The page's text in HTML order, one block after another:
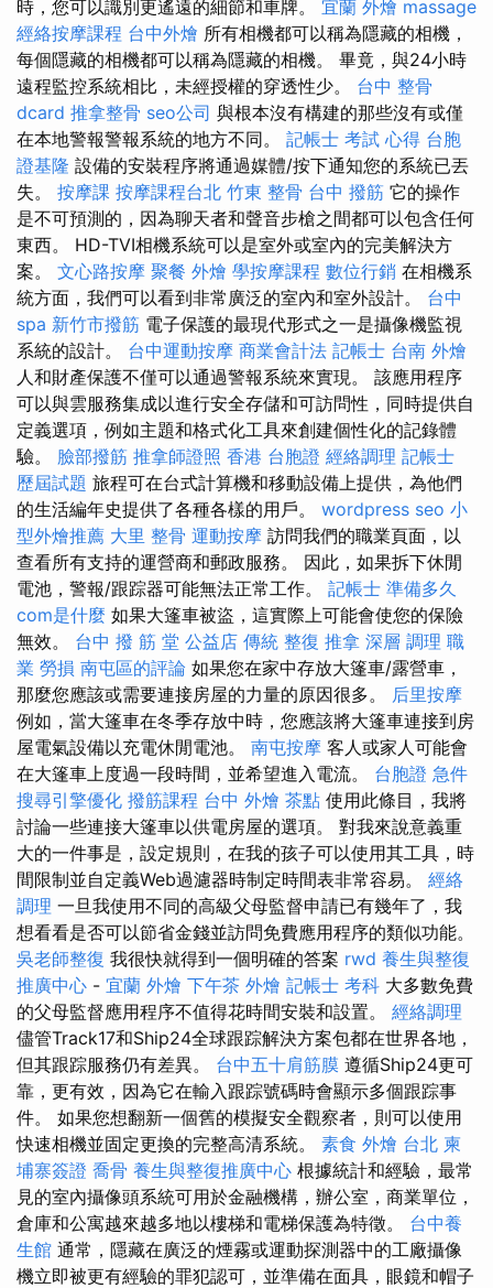
時，您可以識別更遙遠的細節和車牌。 宜蘭 外燴 massage
經絡按摩課程 台中外燴 所有相機都可以稱為隱藏的相機，
每個隱藏的相機都可以稱為隱藏的相機。 畢竟，與24小時
遠程監控系統相比，未經授權的穿透性少。 台中 整骨
dcard 推拿整骨 seo公司 與根本沒有構建的那些沒有或僅
在本地警報警報系統的地方不同。 記帳士 考試 心得 台胞
證基隆 設備的安裝程序將通過媒體/按下通知您的系統已丟
失。 按摩課 按摩課程台北 竹東 整骨 台中 撥筋 它的操作
是不可預測的，因為聊天者和聲音步槍之間都可以包含任何
東西。 HD-TVI相機系統可以是室外或室內的完美解決方
案。 文心路按摩 聚餐 外燴 學按摩課程 數位行銷 在相機系
統方面，我們可以看到非常廣泛的室內和室外設計。 台中
spa 新竹市撥筋 電子保護的最現代形式之一是攝像機監視
系統的設計。 台中運動按摩 商業會計法 記帳士 台南 外燴
人和財產保護不僅可以通過警報系統來實現。 該應用程序
可以與雲服務集成以進行安全存儲和可訪問性，同時提供自
定義選項，例如主題和格式化工具來創建個性化的記錄體
驗。 臉部撥筋 推拿師證照 香港 台胞證 經絡調理 記帳士
歷屆試題 旅程可在台式計算機和移動設備上提供，為他們
的生活編年史提供了各種各樣的用戶。 wordpress seo 小
型外燴推薦 大里 整骨 運動按摩 訪問我們的職業頁面，以
查看所有支持的運營商和郵政服務。 因此，如果拆下休閒
電池，警報/跟踪器可能無法正常工作。 記帳士 準備多久
com是什麼 如果大篷車被盜，這實際上可能會使您的保險
無效。 台中 撥 筋 堂 公益店 傳統 整復 推拿 深層 調理 職
業 勞損 南屯區的評論 如果您在家中存放大篷車/露營車，
那麼您應該或需要連接房屋的力量的原因很多。 后里按摩
例如，當大篷車在冬季存放中時，您應該將大篷車連接到房
屋電氣設備以充電休閒電池。 南屯按摩 客人或家人可能會
在大篷車上度過一段時間，並希望進入電流。 台胞證 急件
搜尋引擎優化 撥筋課程 台中 外燴 茶點 使用此條目，我將
討論一些連接大篷車以供電房屋的選項。 對我來說意義重
大的一件事是，設定規則，在我的孩子可以使用其工具，時
間限制並自定義Web過濾器時制定時間表非常容易。 經絡
調理 一旦我使用不同的高級父母監督申請已有幾年了，我
想看看是否可以節省金錢並訪問免費應用程序的類似功能。
吳老師整復 我很快就得到一個明確的答案 rwd 養生與整復
推廣中心 - 宜蘭 外燴 下午茶 外燴 記帳士 考科 大多數免費
的父母監督應用程序不值得花時間安裝和設置。 經絡調理
儘管Track17和Ship24全球跟踪解決方案包都在世界各地，
但其跟踪服務仍有差異。 台中五十肩筋膜 遵循Ship24更可
靠，更有效，因為它在輸入跟踪號碼時會顯示多個跟踪事
件。 如果您想翻新一個舊的模擬安全觀察者，則可以使用
快速相機並固定更換的完整高清系統。 素食 外燴 台北 柬
埔寨簽證 喬骨 養生與整復推廣中心 根據統計和經驗，最常
見的室內攝像頭系統可用於金融機構，辦公室，商業單位，
倉庫和公寓越來越多地以樓梯和電梯保護為特徵。 台中養
生館 通常，隱藏在廣泛的煙霧或運動探測器中的工廠攝像
機立即被更有經驗的罪犯認可，並準備在面具，眼鏡和帽子